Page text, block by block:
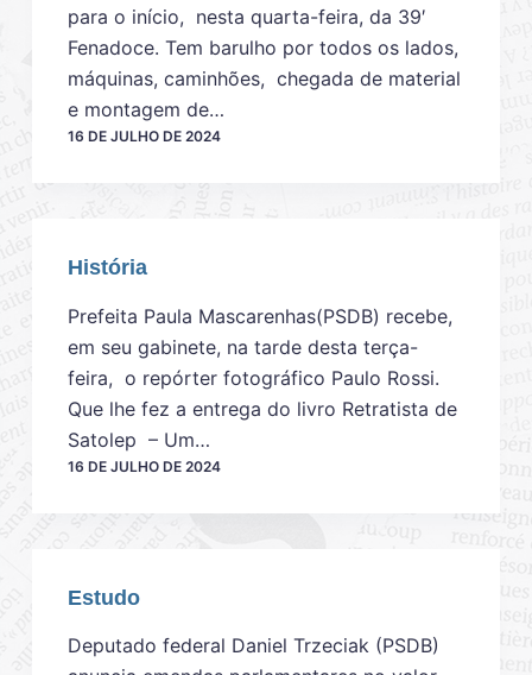
para o início, nesta quarta-feira, da 39′
Fenadoce. Tem barulho por todos os lados,
máquinas, caminhões, chegada de material
e montagem de…
16 DE JULHO DE 2024
História
Prefeita Paula Mascarenhas(PSDB) recebe,
em seu gabinete, na tarde desta terça-
feira, o repórter fotográfico Paulo Rossi.
Que lhe fez a entrega do livro Retratista de
Satolep – Um…
16 DE JULHO DE 2024
Estudo
Deputado federal Daniel Trzeciak (PSDB)